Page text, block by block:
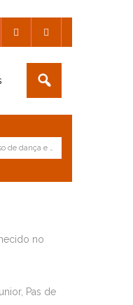
de dança e …
no
Pas de